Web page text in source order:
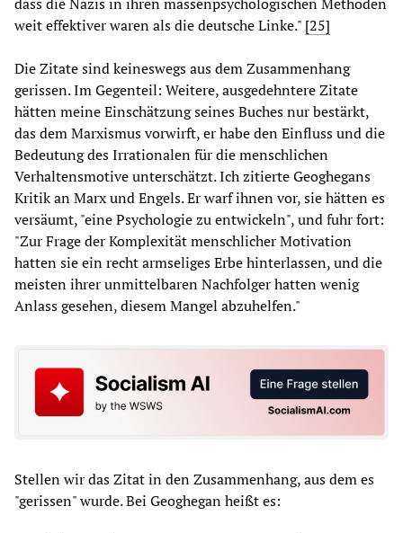
weit effektiver waren als die deutsche Linke." [25]
Die Zitate sind keineswegs aus dem Zusammenhang
gerissen. Im Gegenteil: Weitere, ausgedehntere Zitate
hätten meine Einschätzung seines Buches nur bestärkt,
das dem Marxismus vorwirft, er habe den Einfluss und die
Bedeutung des Irrationalen für die menschlichen
Verhaltensmotive unterschätzt. Ich zitierte Geoghegans
Kritik an Marx und Engels. Er warf ihnen vor, sie hätten es
versäumt, "eine Psychologie zu entwickeln", und fuhr fort:
"Zur Frage der Komplexität menschlicher Motivation
hatten sie ein recht armseliges Erbe hinterlassen, und die
meisten ihrer unmittelbaren Nachfolger hatten wenig
Anlass gesehen, diesem Mangel abzuhelfen."
Stellen wir das Zitat in den Zusammenhang, aus dem es
"gerissen" wurde. Bei Geoghegan heißt es: